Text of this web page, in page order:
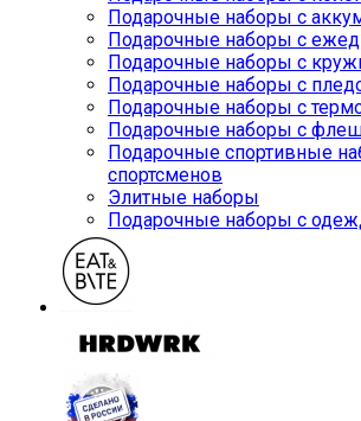
Подарочные наборы с
Подарочные наборы с
Подарочные наборы с
Подарочные наборы с
Подарочные наборы с
Подарочные наборы с
Подарочные спортивные
спортсменов
Элитные наборы
Подарочные наборы с